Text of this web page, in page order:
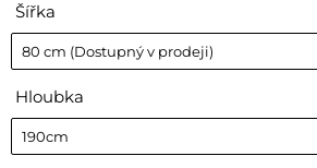
Šířka
Hloubka